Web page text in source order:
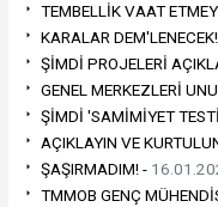
TEMBELLİK VAAT
KARALAR
ŞİMDİ PROJELERİ
GENEL MERKEZLERİ
ŞİMDİ 'SAMİMİYET
AÇIKLAYIN VE
ŞAŞIRMADIM! -
TMMOB GENÇ